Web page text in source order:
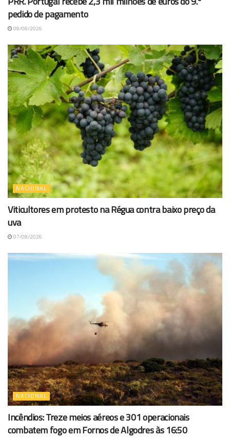
pedido de pagamento
08/08/2026
NACIONAL
Viticultores em protesto na Régua contra baixo preço da
uva
07/08/2026
NACIONAL
Incêndios: Treze meios aéreos e 301 operacionais
combatem fogo em Fornos de Algodres às 16:50